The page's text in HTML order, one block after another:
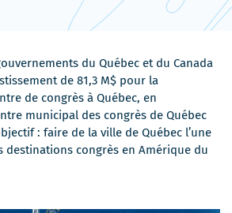
du Québec et du Canada
de 81,3 M$ pour la
de congrès à Québec, en
municipal des congrès de Québec
: faire de la ville de Québec l’une
destinations congrès en Amérique du